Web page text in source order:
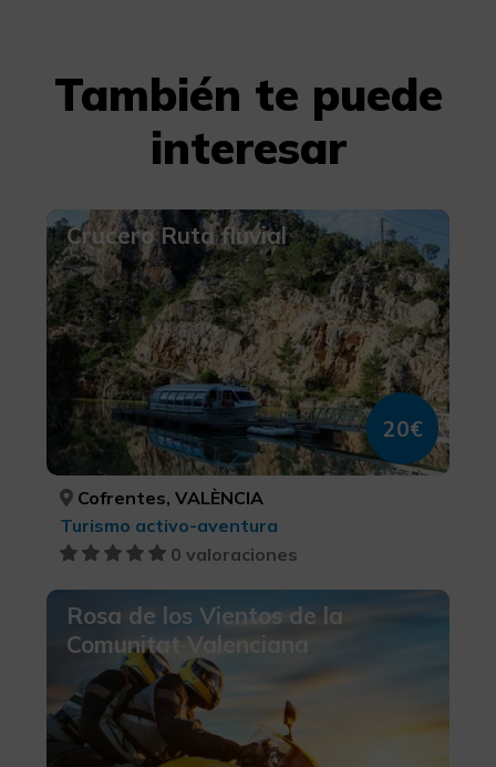
También te puede
interesar
Crucero Ruta fluvial
20€
Cofrentes, VALÈNCIA
Turismo activo-aventura
0 valoraciones
Rosa de los Vientos de la
Comunitat Valenciana